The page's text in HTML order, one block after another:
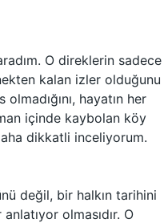
O direklerin sadece
kalan izler olduğunu
hayatın her
içinde kaybolan köy
dikkatli inceliyorum.
değil, bir halkın tarihini
olmasıdır. O